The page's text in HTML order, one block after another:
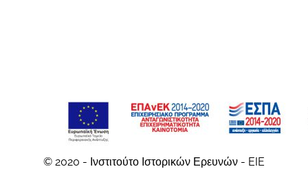
© 2020 - Ινστιτούτο Ιστορικών Ερευνών - EIE